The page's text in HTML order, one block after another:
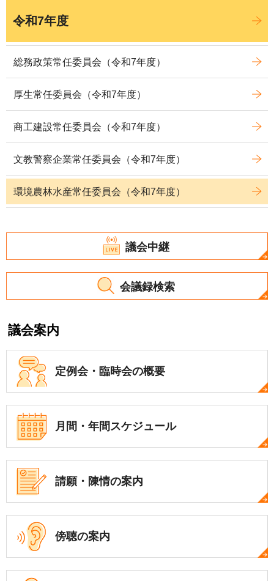
令和7年度
総務政策常任委員会（令和7年度）
厚生常任委員会（令和7年度）
商工建設常任委員会（令和7年度）
文教警察企業常任委員会（令和7年度）
環境農林水産常任委員会（令和7年度）
議会中継
会議録検索
議会案内
定例会・ 臨時会の概要
月間・年間スケジュール
請願・陳情の案内
傍聴の案内